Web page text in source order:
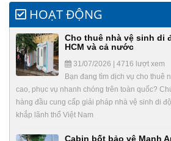
HOẠT ĐỘNG
Cho thuê nhà vệ sinh di
HCM và cả nước
31/07/2026 | 4716 lượt xem
Bạn đang tìm dịch vụ cho thuê
cao, phục vụ nhanh chóng trên toàn quốc?
hàng đầu cung cấp giải pháp nhà vệ sinh di
khắp lãnh thổ Việt Nam
Cabin bốt bảo vệ Mạnh